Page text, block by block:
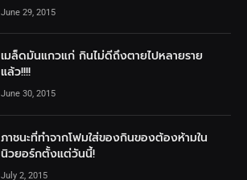
June 29, 2015
เมล็ดมันแกวแก่ กินไม่ดีถึงตายไปหลายราย
แล้ว!!!!
June 30, 2015
ภาชนะที่ทำจากโฟมใส่ของกินของต้องห้ามใน
นิวยอร์กตั้งแต่วันนี้!
July 2, 2015